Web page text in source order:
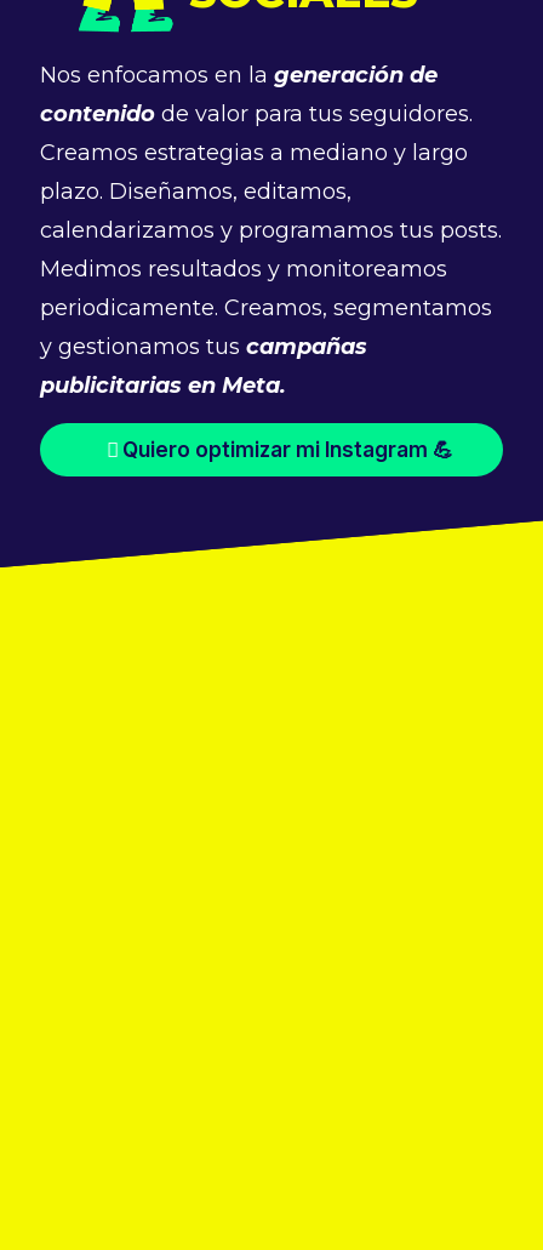
Nos enfocamos en la generación de
contenido de valor para tus seguidores.
Creamos estrategias a mediano y largo
plazo. Diseñamos, editamos,
calendarizamos y programamos tus posts.
Medimos resultados y monitoreamos
periodicamente. Creamos, segmentamos
y gestionamos tus campañas
publicitarias en Meta.
Quiero optimizar mi Instagram 💪